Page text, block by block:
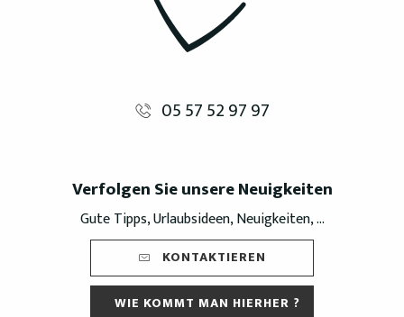
05 57 52 97 97
Verfolgen Sie unsere Neuigkeiten
Gute Tipps, Urlaubsideen, Neuigkeiten, ...
KONTAKTIEREN
WIE KOMMT MAN HIERHER ?